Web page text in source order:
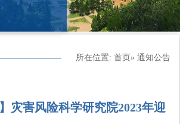
所在位置:首页» 通知公告
灾害风险科学研究院2023年迎